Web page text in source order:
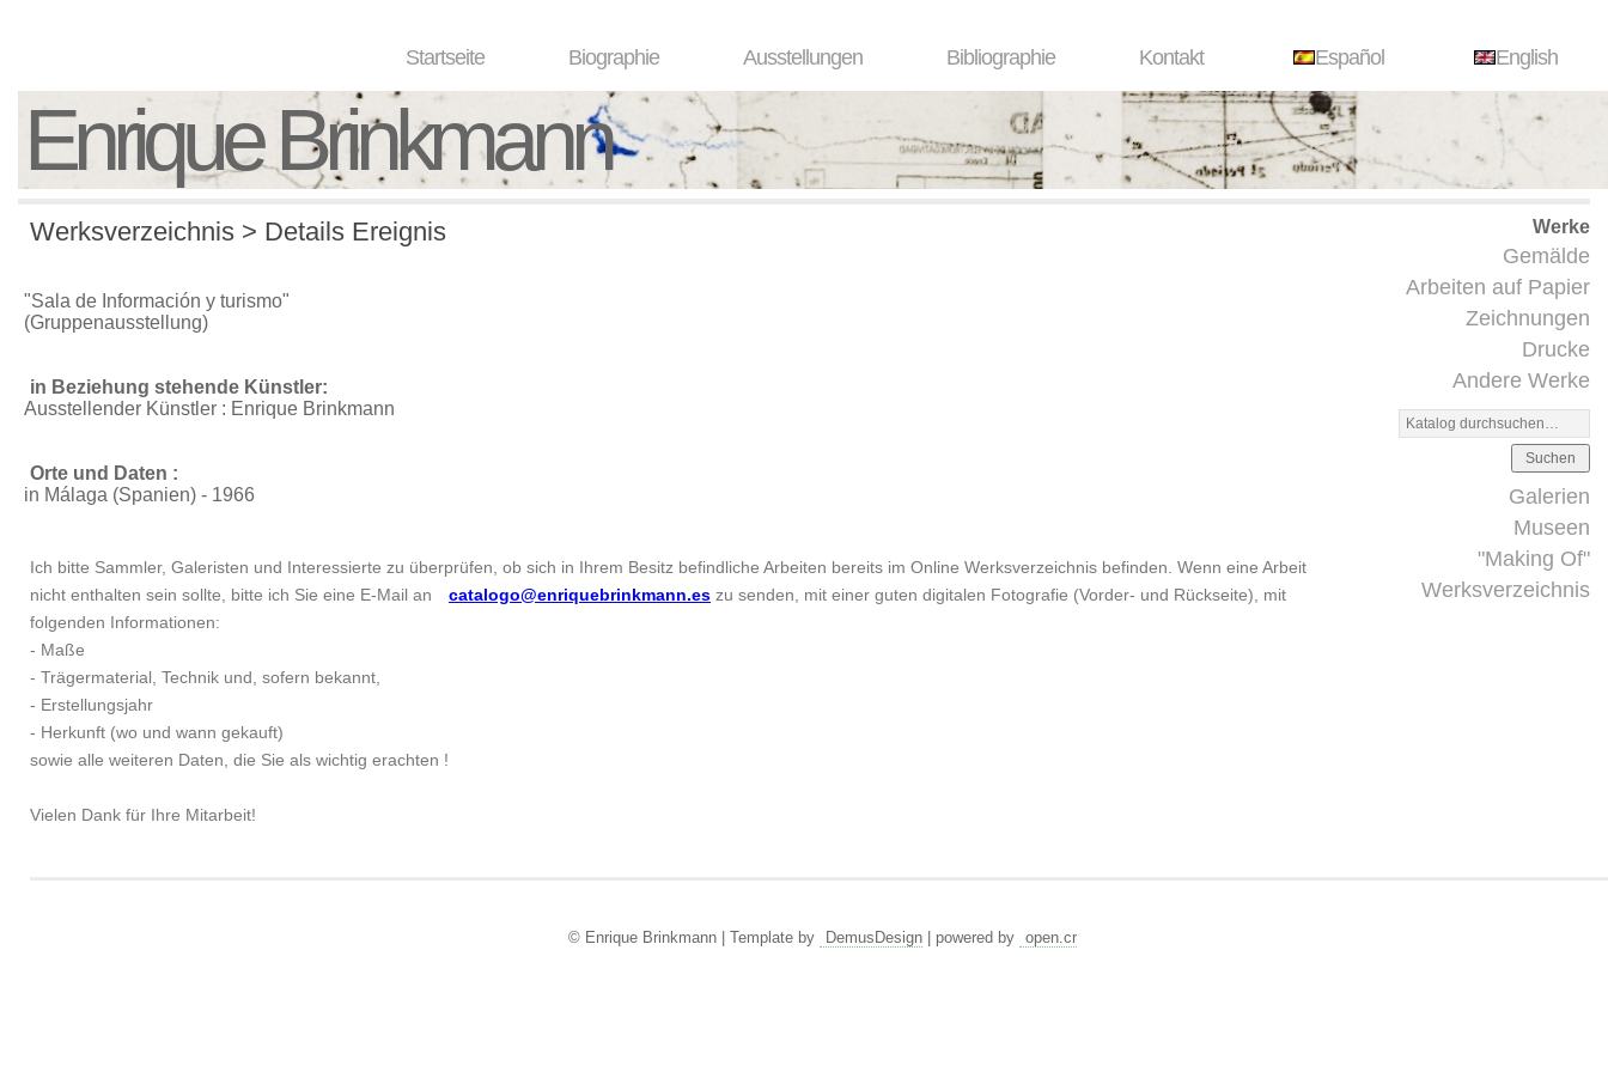
Startseite Biographie Ausstellungen Bibliographie Kontakt Español English
Enrique Brinkmann
Werke
Gemälde
Arbeiten auf Papier
Zeichnungen
Drucke
Andere Werke
Suchen
Galerien
Museen
"Making Of"
Werksverzeichnis
Werksverzeichnis > Details Ereignis
"Sala de Información y turismo"
(Gruppenausstellung)
in Beziehung stehende Künstler:
Ausstellender Künstler : Enrique Brinkmann
Orte und Daten :
in Málaga (Spanien) - 1966
Ich bitte Sammler, Galeristen und Interessierte zu überprüfen, ob sich in Ihrem Besitz befindliche Arbeiten bereits im Online Werksverzeichnis befinden. Wenn eine Arbeit
nicht enthalten sein sollte, bitte ich Sie eine E-Mail an
catalogo@enriquebrinkmann.es zu senden, mit einer guten digitalen Fotografie (Vorder- und Rückseite), mit
folgenden Informationen:
- Maße
- Trägermaterial, Technik und, sofern bekannt,
- Erstellungsjahr
- Herkunft (wo und wann gekauft)
sowie alle weiteren Daten, die Sie als wichtig erachten !
Vielen Dank für Ihre Mitarbeit!
© Enrique Brinkmann | Template by DemusDesign| powered by open.cr